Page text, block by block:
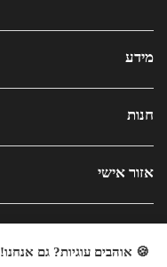
מידע
חנות
אזור אישי
🍪 אוהבים עוגיות? גם אנחנו!